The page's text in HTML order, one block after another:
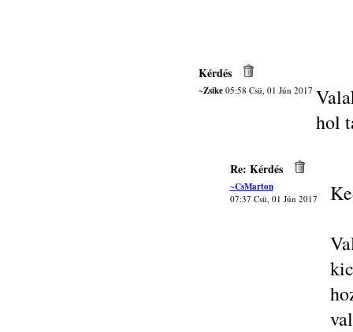
Kérdés
~Zsike05:58 Csü, 01 Jún 2017
hol
Re: Kérdés
~CsMarton
07:37 Csü, 01 Jún 2017